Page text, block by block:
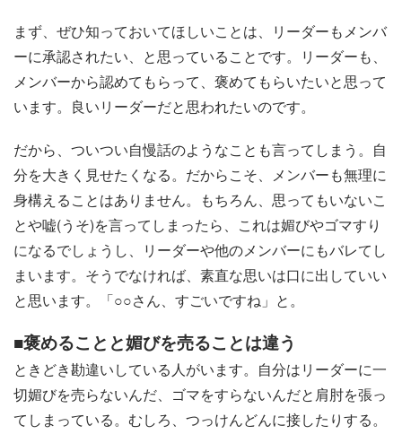
まず、ぜひ知っておいてほしいことは、リーダーもメンバ
ーに承認されたい、と思っていることです。リーダーも、
メンバーから認めてもらって、褒めてもらいたいと思って
います。良いリーダーだと思われたいのです。
だから、ついつい自慢話のようなことも言ってしまう。自
分を大きく見せたくなる。だからこそ、メンバーも無理に
身構えることはありません。もちろん、思ってもいないこ
とや嘘(うそ)を言ってしまったら、これは媚びやゴマすり
になるでしょうし、リーダーや他のメンバーにもバレてし
まいます。そうでなければ、素直な思いは口に出していい
と思います。「○○さん、すごいですね」と。
■褒めることと媚びを売ることは違う
ときどき勘違いしている人がいます。自分はリーダーに一
切媚びを売らないんだ、ゴマをすらないんだと肩肘を張っ
てしまっている。むしろ、つっけんどんに接したりする。